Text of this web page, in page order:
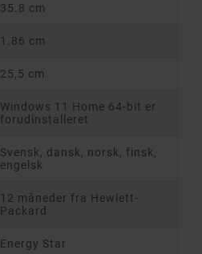
35.8 cm
1.86 cm
25,5 cm
Windows 11 Home 64-bit er
forudinstalleret
Svensk, dansk, norsk, finsk,
engelsk
12 måneder fra Hewlett-
Packard
Energy Star